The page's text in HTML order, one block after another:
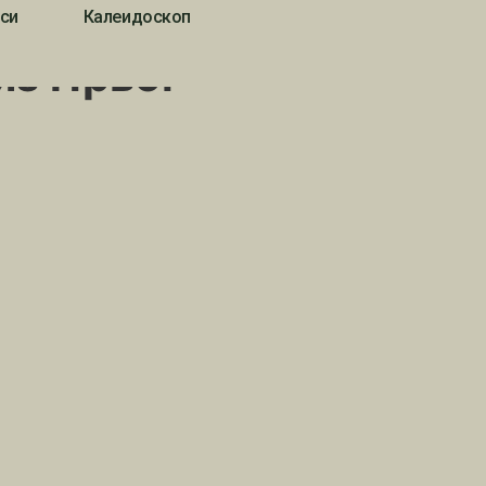
Калеидоскоп
Првог